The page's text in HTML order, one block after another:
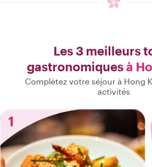
Les 3 meilleurs
gastronomiquesà
Complétez votre séjour à Hong
activités
1